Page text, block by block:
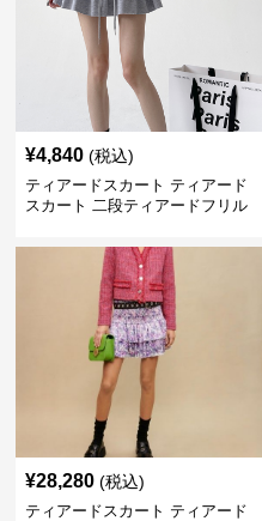
¥4,840 (税込)
ティアードスカート ティアード
スカート 二段ティアードフリル
¥28,280 (税込)
ティアードスカート ティアード